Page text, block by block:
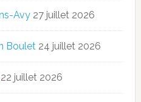
Avy 27 juillet 2026
Boulet 24 juillet 2026
22 juillet 2026